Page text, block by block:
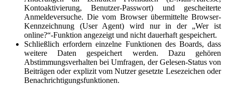
Kontoaktivierung, Benutzer-Passwort) und gescheiterte
Anmeldeversuche. Die vom Browser übermittelte Browser-
Kennzeichnung (User Agent) wird nur in der „Wer ist
online?“-Funktion angezeigt und nicht dauerhaft gespeichert.
Schließlich erfordern einzelne Funktionen des Boards, dass
weitere Daten gespeichert werden. Dazu gehören
Abstimmungsverhalten bei Umfragen, der Gelesen-Status von
Beiträgen oder explizit vom Nutzer gesetzte Lesezeichen oder
Benachrichtigungsfunktionen.